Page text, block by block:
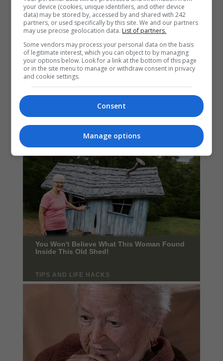
your device (cookies, unique identifiers, and other device
data) may be stored by, accessed by and shared with 242
partners, or used specifically by this site. We and our partners
may use precise geolocation data. List of partners.
Some vendors may process your personal data on the basis
of legitimate interest, which you can object to by managing
your options below. Look for a link at the bottom of this page
or in the site menu to manage or withdraw consent in privacy
and cookie settings.
Consent
Manage options